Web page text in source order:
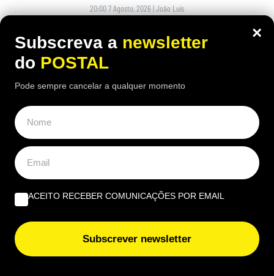
20:00 7 Agosto, 2026|João Luís
O homem recorreu ao tribunal espanhol depois de
ver o pedido recusado e acabou por conseguir
uma decisão favorável
×
Subscreva a newsletter
do POSTAL
Pode sempre cancelar a qualquer momento
ACEITO RECEBER COMUNICAÇÕES POR EMAIL
Subscrever newsletter